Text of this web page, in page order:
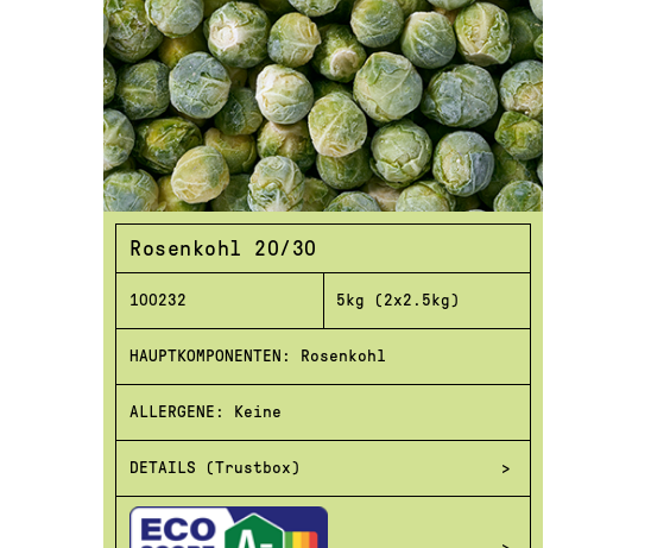
Rosenkohl 20/30
100232 5kg (2x2.5kg)
HAUPTKOMPONENTEN: Rosenkohl
ALLERGENE: Keine
DETAILS (Trustbox)